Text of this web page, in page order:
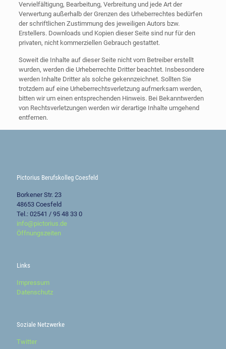
Vervielfältigung, Bearbeitung, Verbreitung und jede Art der
Verwertung außerhalb der Grenzen des Urheberrechtes bedürfen
der schriftlichen Zustimmung des jeweiligen Autors bzw.
Erstellers. Downloads und Kopien dieser Seite sind nur für den
privaten, nicht kommerziellen Gebrauch gestattet.
Soweit die Inhalte auf dieser Seite nicht vom Betreiber erstellt
wurden, werden die Urheberrechte Dritter beachtet. Insbesondere
werden Inhalte Dritter als solche gekennzeichnet. Sollten Sie
trotzdem auf eine Urheberrechtsverletzung aufmerksam werden,
bitten wir um einen entsprechenden Hinweis. Bei Bekanntwerden
von Rechtsverletzungen werden wir derartige Inhalte umgehend
entfernen.
Pictorius Berufskolleg Coesfeld
Borkener Str. 23
48653 Coesfeld
Tel.: 02541 / 95 48 33 0
info@pictorius.de
Öffnungszeiten
Links
Impressum
Datenschutz
Soziale Netzwerke
Twitter